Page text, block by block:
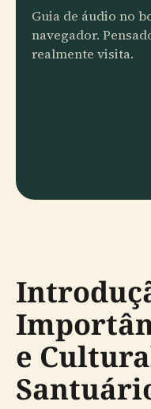
Guia de áudio no
navegador.
realmente visita.
e